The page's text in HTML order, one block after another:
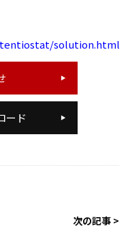
solution.html
ード
次の記事 >